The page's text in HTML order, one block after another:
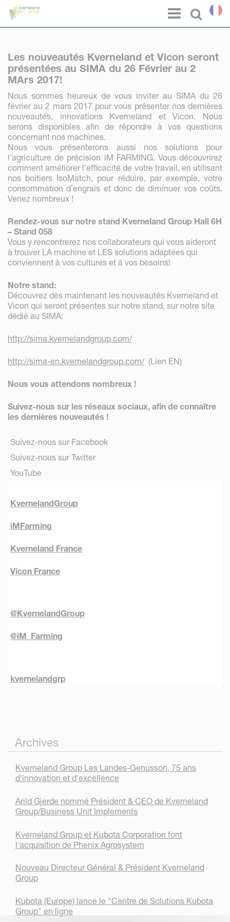
Select
Menu
Les nouveautés Kverneland et Vicon seront
présentées au SIMA du 26 Février au 2
MArs 2017!
Nous sommes heureux de vous inviter au SIMA du 26
février au 2 mars 2017 pour vous présenter nos dernières
nouveautés, innovations Kverneland et Vicon. Nous
serons disponibles afin de répondre à vos questions
concernant nos machines.
Nous vous présenterons aussi nos solutions pour
l’agriculture de précision iM FARMING. Vous découvrirez
comment améliorer l’efficacité de votre travail, en utilisant
nos boitiers IsoMatch, pour réduire, par exemple, votre
consommation d’engrais et donc de diminuer vos coûts.
Venez nombreux !
Rendez-vous sur notre stand Kverneland Group Hall 6H
– Stand 058
Vous y rencontrerez nos collaborateurs qui vous aideront
à trouver LA machine et LES solutions adaptées qui
conviennent à vos cultures et à vos besoins!
Notre stand:
Découvrez dès maintenant les nouveautés Kverneland et
Vicon qui seront présentes sur notre stand, sur notre site
dédié au SIMA:
http://sima.kvernelandgroup.com/
http://sima-en.kvernelandgroup.com/(Lien EN)
Nous vous attendons nombreux !
Suivez-nous sur les réseaux sociaux, afin de connaître
les dernières nouveautés !
Suivez-nous sur Facebook
Suivez-nous sur Twitter
YouTube
KvernelandGroup
iMFarming
Kverneland France
Vicon France
@KvernelandGroup
@iM_Farming
kvernelandgrp
Archives
Kverneland Group Les Landes-Genusson, 75 ans
d'innovation et d'excellence
Arild Gjerde nommé Président & CEO de Kverneland
Group/Business Unit Implements
Kverneland Group et Kubota Corporation font
l'acquisition de Phenix Agrosystem
Nouveau Directeur Général & Président Kverneland
Group
Kubota (Europe) lance le "Centre de Solutions Kubota
Group" en ligne
Panneau de gestion des cookies